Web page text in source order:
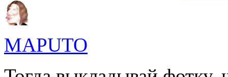
MAPUTO